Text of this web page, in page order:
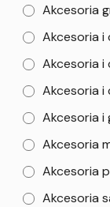
Akcesoria
Akcesoria i
Akcesoria i
Akcesoria i
Akcesoria i
Akcesoria
Akcesoria
Akcesoria